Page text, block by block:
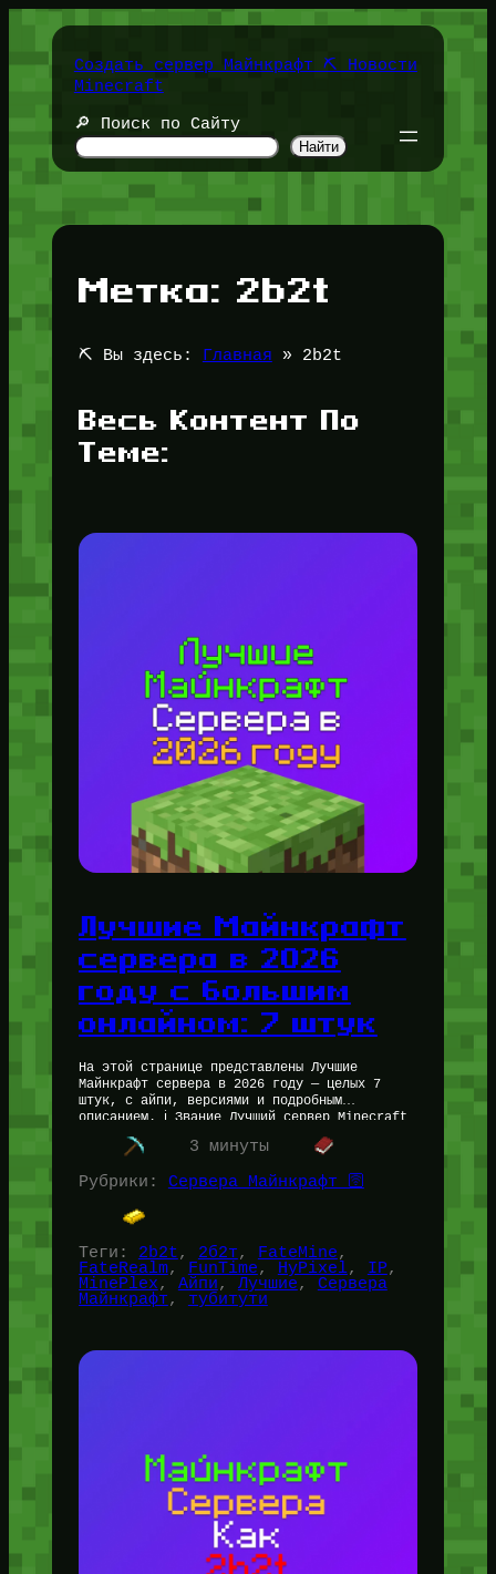
содержимомуСоздать сервер Майнкрафт ⛏️ Новости
Minecraft
🔎 Поиск по Сайту
Найти
Метка: 2b2t
⛏️ Вы здесь: Главная » 2b2t
Весь Контент По
Теме:
Лучшие Майнкрафт
сервера в 2026
году с большим
онлайном: 7 штук
На этой странице представлены Лучшие
Майнкрафт сервера в 2026 году — целых 7
штук, с айпи, версиями и подробным
описанием. ℹ️ Звание Лучший сервер Minecraft
даётся не просто так —…
3 минуты
Рубрики: Сервера Майнкрафт 🛜
Теги: 2b2t, 2б2т, FateMine
FateRealm, FunTime, HyPixel, IP
MinePlex, Айпи, Лучшие, Сервера
Майнкрафт, тубитути